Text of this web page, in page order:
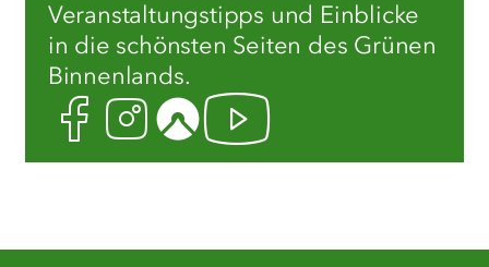
Veranstaltungstipps und Einblicke
in die schönsten Seiten des Grünen
Binnenlands.
FacebookInstagram
KomootYoutube